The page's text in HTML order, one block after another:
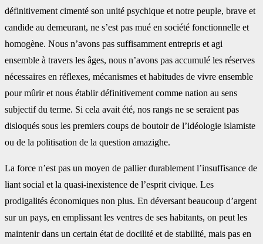
définitivement cimenté son unité psychique et notre peuple, brave et
candide au demeurant, ne s’est pas mué en société fonctionnelle et
homogène. Nous n’avons pas suffisamment entrepris et agi
ensemble à travers les âges, nous n’avons pas accumulé les réserves
nécessaires en réflexes, mécanismes et habitudes de vivre ensemble
pour mûrir et nous établir définitivement comme nation au sens
subjectif du terme. Si cela avait été, nos rangs ne se seraient pas
disloqués sous les premiers coups de boutoir de l’idéologie islamiste
ou de la politisation de la question amazighe.
La force n’est pas un moyen de pallier durablement l’insuffisance de
liant social et la quasi-inexistence de l’esprit civique. Les
prodigalités économiques non plus. En déversant beaucoup d’argent
sur un pays, en emplissant les ventres de ses habitants, on peut les
maintenir dans un certain état de docilité et de stabilité, mais pas en